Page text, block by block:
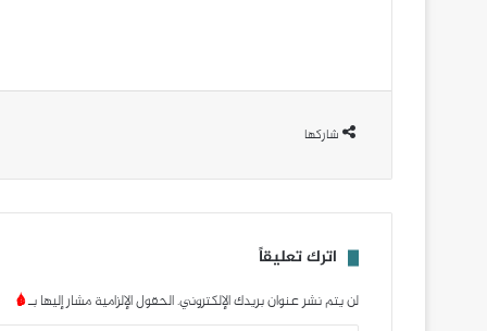
شاركها
اترك تعليقاً
لن يتم نشر عنوان بريدك الإلكتروني.الحقول الإلزامية مشار إليها بـ*